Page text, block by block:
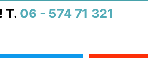
T. 06 - 574 71 321